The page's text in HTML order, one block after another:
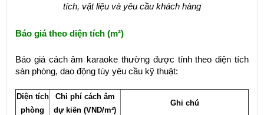
tích, vật liệu và yêu cầu khách hàng
Báo giá theo diện tích (m²)
Báo giá cách âm karaoke thường được tính theo diện tích
sàn phòng, dao động tùy yêu cầu kỹ thuật:
Diện tích
phòng
Chi phí cách âm
dự kiến (VND/m²)
Ghi chú